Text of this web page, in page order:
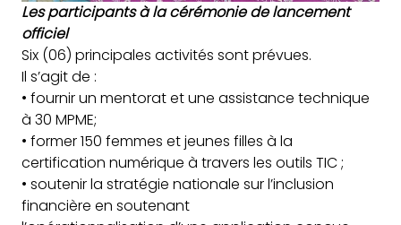
Les participants à la cérémonie de lancement
officiel
Six (06) principales activités sont prévues.
Il s’agit de :
• fournir un mentorat et une assistance technique
à 30 MPME;
• former 150 femmes et jeunes filles à la
certification numérique à travers les outils TIC ;
• soutenir la stratégie nationale sur l’inclusion
financière en soutenant